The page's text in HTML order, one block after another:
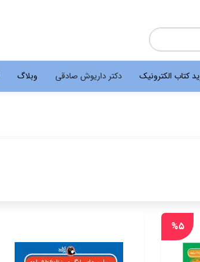
کتاب الکترونیک دکتر داریوش صادقی وبلاگ
%۵